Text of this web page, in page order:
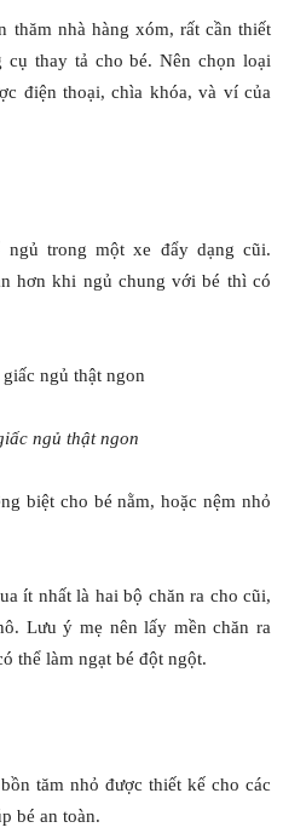
thăm nhà hàng xóm, rất cần thiết
thay tả cho bé. Nên chọn loại
điện thoại, chìa khóa, và ví của
trong một xe đẩy dạng cũi.
hơn khi ngủ chung với bé thì có
ngủ thật ngon
biệt cho bé nằm, hoặc nệm nhỏ
ít nhất là hai bộ chăn ra cho cũi,
Lưu ý mẹ nên lấy mền chăn ra
thể làm ngạt bé đột ngột.
tăm nhỏ được thiết kế cho các
bé an toàn.